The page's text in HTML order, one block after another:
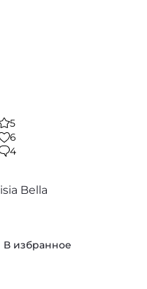
5
6
4
Bella
В избранное